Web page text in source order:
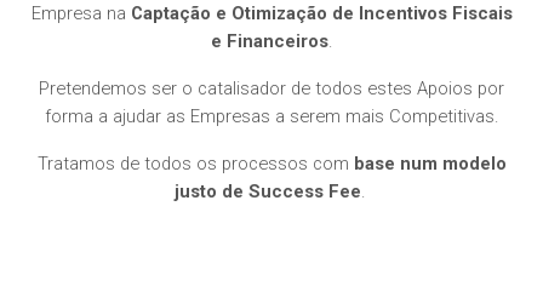
Empresa na Captação e Otimização de Incentivos Fiscais
e Financeiros.
Pretendemos ser o catalisador de todos estes Apoios por
forma a ajudar as Empresas a serem mais Competitivas.
Tratamos de todos os processos com base num modelo
justo de Success Fee.